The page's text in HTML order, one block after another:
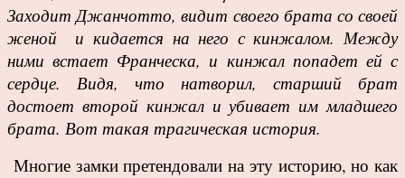
Заходит Джанчотто, видит своего брата со своей
женой и кидается на него с кинжалом. Между
ними встает Франческа, и кинжал попадет ей с
сердце. Видя, что натворил, старший брат
достоет второй кинжал и убивает им младшего
брата. Вот такая трагическая история.
Многие замки претендовали на эту историю, но как